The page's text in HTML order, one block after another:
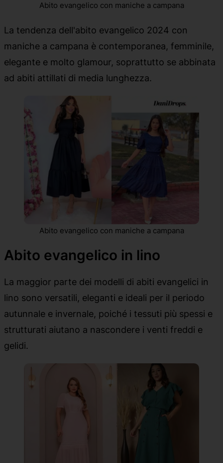
Abito evangelico con maniche a campana
La tendenza dell'abito evangelico 2024 con
maniche a campana è contemporanea, femminile,
elegante e molto glamour, soprattutto se abbinata
ad abiti attillati di media lunghezza.
Abito evangelico con maniche a campana
Abito evangelico in lino
La maggior parte dei modelli di abiti evangelici in
lino sono versatili, eleganti e ideali per il periodo
autunnale e invernale, poiché i tessuti più spessi e
strutturati aiutano a nascondere i venti freddi e
gelidi.